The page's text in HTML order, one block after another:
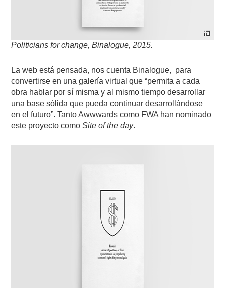
Politicians for change, Binalogue, 2015.
La web está pensada, nos cuenta Binalogue, para
convertirse en una galería virtual que “permita a cada
obra hablar por sí misma y al mismo tiempo desarrollar
una base sólida que pueda continuar desarrollándose
en el futuro”. Tanto Awwwards como FWA han nominado
este proyecto comoSite of the day.